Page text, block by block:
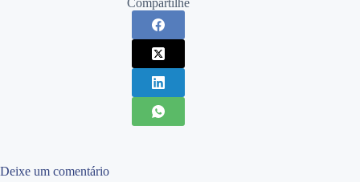
Compartilhe
Deixe um comentário